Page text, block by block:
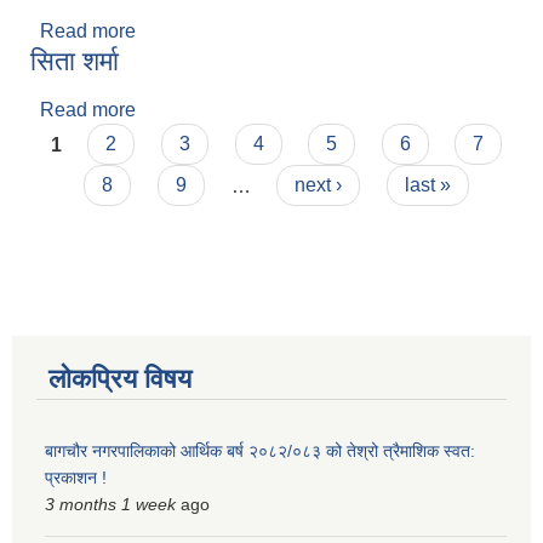
Read more
सिता शर्मा
Read more
Pages
1 2 3 4 5 6
7
8
9 next › last »
लोकप्रिय विषय
बागचौर नगरपालिकाको आर्थिक बर्ष २०८२/०८३ को तेश्रो त्रैमाशिक स्वत:
प्रकाशन !
3 months 1 weekago